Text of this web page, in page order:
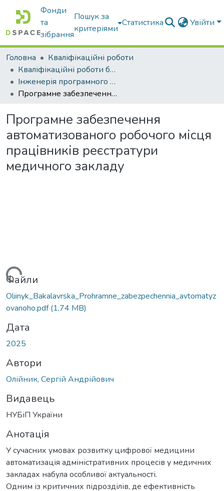
Фонди
та
зібрання
Пошук за
критеріями
Статистика Увійти
Головна
Кваліфікаційні роботи
Кваліфікаційні роботи бакалаврів
Інженерія програмного забезпечення
Програмне забезпечення автоматизованого робочого місця працівників реєстратури медичного закладу
Програмне забезпечення
автоматизованого робочого місця
працівників реєстратури
медичного закладу
Файли
Oliinyk_Bakalavrska_Prohramne_zabezpechennia_avtomatyz
ovanoho.pdf(1,74 MB)
Дата
2025
Автори
Олійник, Сергій Андрійович
Видавець
НУБіП України
Анотація
У сучасних умовах розвитку цифрової медицини
автоматизація адміністративних процесів у медичних
закладах набула особливої актуальності.
Одним із критичних підрозділів, де ефективність